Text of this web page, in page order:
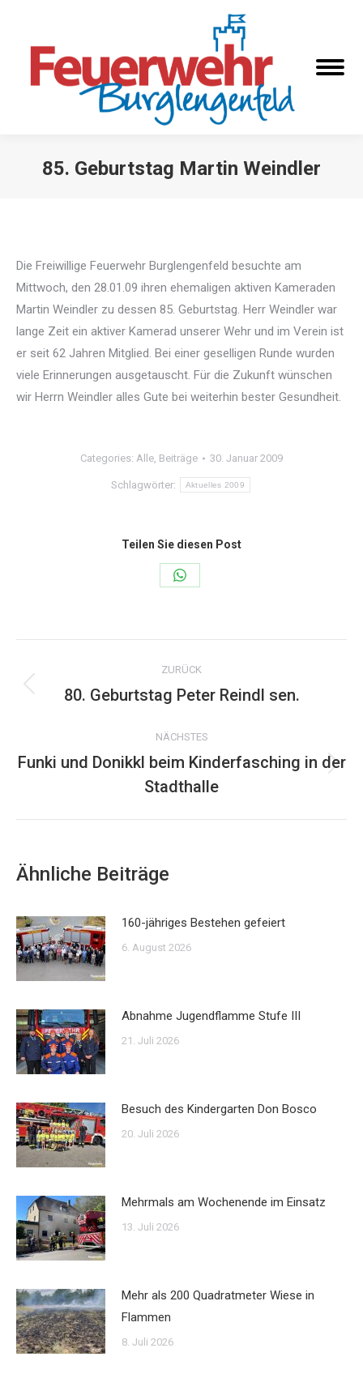
85. Geburtstag Martin Weindler
Die Freiwillige Feuerwehr Burglengenfeld besuchte am
Mittwoch, den 28.01.09 ihren ehemaligen aktiven Kameraden
Martin Weindler zu dessen 85. Geburtstag. Herr Weindler war
lange Zeit ein aktiver Kamerad unserer Wehr und im Verein ist
er seit 62 Jahren Mitglied. Bei einer geselligen Runde wurden
viele Erinnerungen ausgetauscht. Für die Zukunft wünschen
wir Herrn Weindler alles Gute bei weiterhin bester Gesundheit.
Categories: Alle, Beiträge 30. Januar 2009
Schlagwörter: Aktuelles 2009
Teilen Sie diesen Post
Share
WhatsApp
Kommentarnavigation
ZURÜCK
Vorheriger
80. Geburtstag Peter Reindl sen.
NÄCHSTES
Beitrag:
Funki und Donikkl beim Kinderfasching in der
Stadthalle
Ähnliche Beiträge
160-jähriges Bestehen gefeiert
6. August 2026
Abnahme Jugendflamme Stufe III
21. Juli 2026
Besuch des Kindergarten Don Bosco
20. Juli 2026
Mehrmals am Wochenende im Einsatz
13. Juli 2026
Mehr als 200 Quadratmeter Wiese in
Flammen
8. Juli 2026